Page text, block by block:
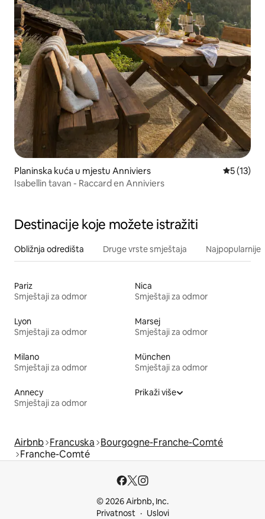
Planinska kuća u mjestu Anniviers Prosječna
5 (13)
Isabellin tavan - Raccard en Anniviers
Destinacije koje možete istražiti
Obližnja odredišta Druge vrste smještaja Najpopularnije
Pariz
Smještaji za odmor
Nica
Smještaji za odmor
Lyon
Smještaji za odmor
Marsej
Smještaji za odmor
Milano
Smještaji za odmor
München
Smještaji za odmor
Annecy
Smještaji za odmor
Prikaži više
Airbnb Francuska Bourgogne-Franche-Comté
Franche-Comté
© 2026 Airbnb, Inc.
Privatnost
Uslovi